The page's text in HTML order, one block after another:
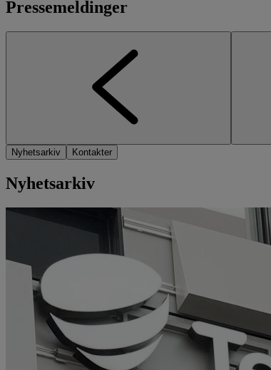
Pressemeldinger
Nyhetsarkiv Kontakter
Nyhetsarkiv